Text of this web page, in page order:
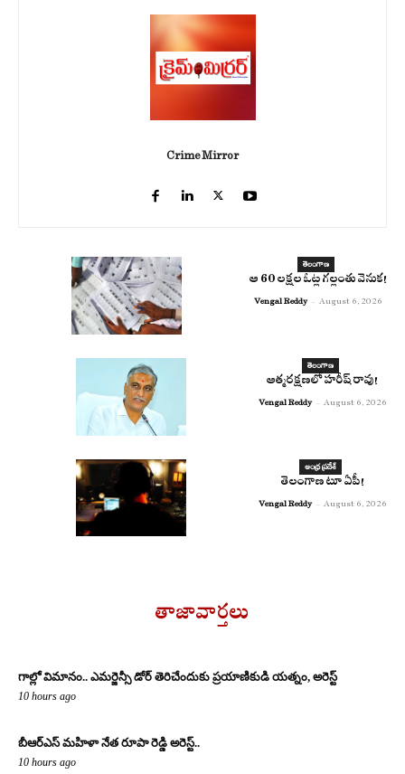
Crime Mirror
తెలంగాణ
ఆ 60 లక్షల ఓట్ల గల్లంతు వెనుక!
Vengal Reddy - August 6, 2026
తెలంగాణ
ఆత్మరక్షణలో హరీష్ రావు!
Vengal Reddy - August 6, 2026
ఆంధ్ర ప్రదేశ్
తెలంగాణ టూ ఏపీ!
Vengal Reddy - August 6, 2026
తాజావార్తలు
గాల్లో విమానం.. ఎమర్జెన్సీ డోర్ తెరిచేందుకు ప్రయాణికుడి యత్నం, అరెస్ట్
10 hours ago
బీఆర్ఎస్ మహిళా నేత రూపా రెడ్డి అరెస్ట్..
10 hours ago